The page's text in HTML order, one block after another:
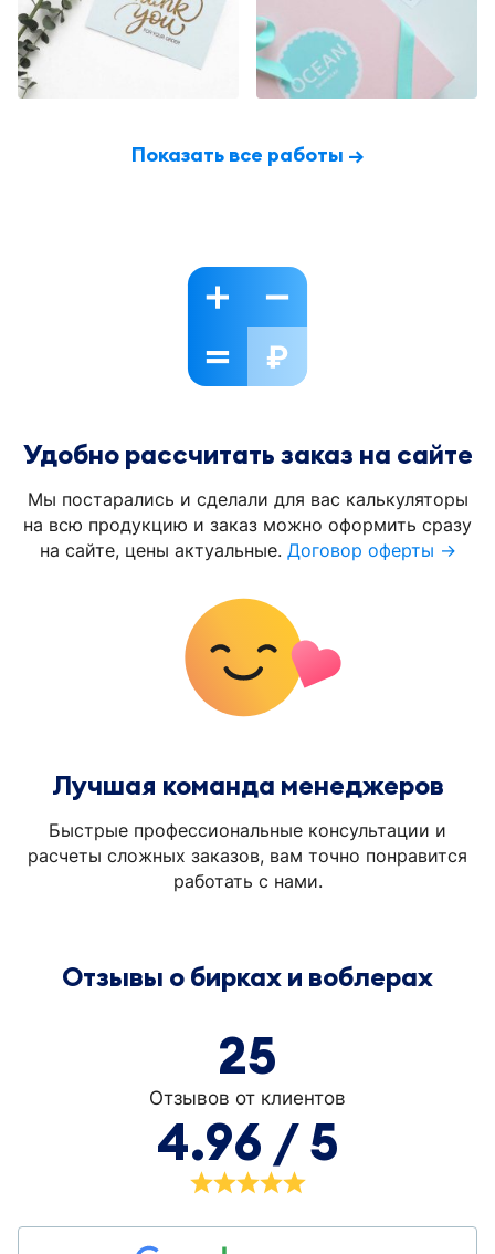
Показать все работы →
Удобно рассчитать заказ на сайте
Мы постарались и сделали для вас калькуляторы
на всю продукцию и заказ можно оформить сразу
на сайте, цены актуальные. Договор оферты →
Лучшая команда менеджеров
Быстрые профессиональные консультации и
расчеты сложных заказов, вам точно понравится
работать с нами.
Отзывы о бирках и воблерах
25
Отзывов от клиентов
4.96 / 5